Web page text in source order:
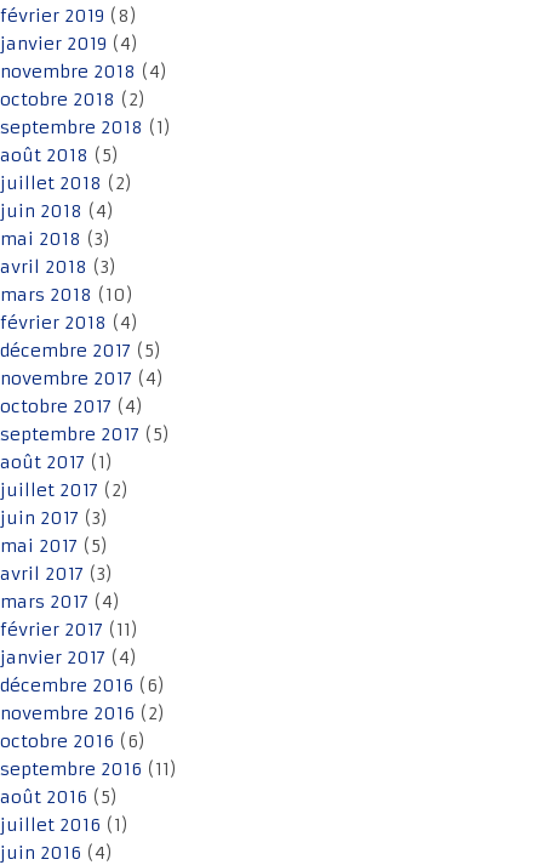
février 2019 (8)
janvier 2019 (4)
novembre 2018 (4)
octobre 2018 (2)
septembre 2018 (1)
août 2018 (5)
juillet 2018 (2)
juin 2018 (4)
mai 2018 (3)
avril 2018 (3)
mars 2018 (10)
février 2018 (4)
décembre 2017 (5)
novembre 2017 (4)
octobre 2017 (4)
septembre 2017 (5)
août 2017 (1)
juillet 2017 (2)
juin 2017 (3)
mai 2017 (5)
avril 2017 (3)
mars 2017 (4)
février 2017 (11)
janvier 2017 (4)
décembre 2016 (6)
novembre 2016 (2)
octobre 2016 (6)
septembre 2016 (11)
août 2016 (5)
juillet 2016 (1)
juin 2016 (4)